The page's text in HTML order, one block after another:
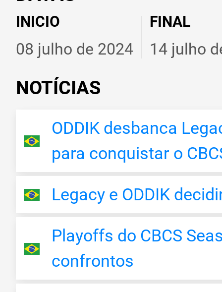
INICIO
08 julho de 2024
FINAL
14 julho
NOTÍCIAS
ODDIK desbanca
para conquistar o
Legacy e ODDIK
Playoffs do CBCS
confrontos